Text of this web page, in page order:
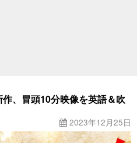
作、冒頭10分映像を英語＆吹
2023年12月25日